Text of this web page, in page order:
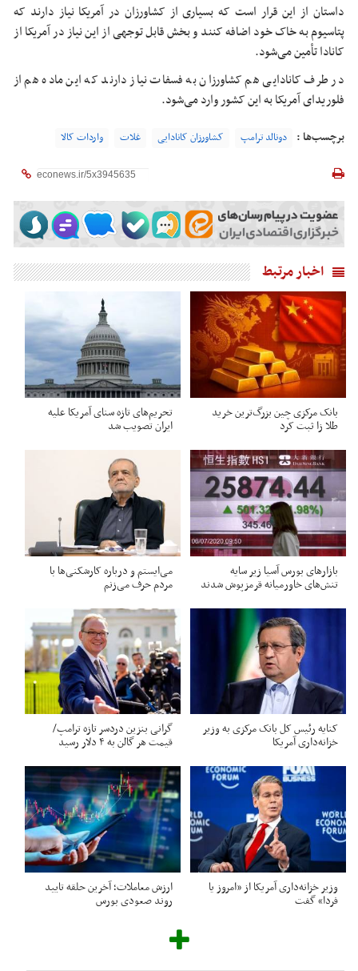
داستان از این قرار است که بسیاری از کشاورزان در آمریکا نیاز دارند که
پتاسیومبه خاک خود اضافه کنند و بخش قابل توجهی از این نیاز در آمریکا از
کانادا تأمین می‌شود.
در طرف کانادایی هم کشاورزان به فسفات نیاز دارند که این ماده هم از
فلوریدای آمریکا به این کشور وارد می‌شود.
برچسب‌ها : دونالد ترامپ کشاورزان کانادایی غلات واردات کالا
اخبار مرتبط
بانک مرکزی چین بزرگ‌ترین خرید
طلا زا ثبت کرد
تحریم‌های تازه سنای آمریکا علیه
ایران تصویب شد
بازارهای بورس آسیا زیر سایه
تنش‌های خاورمیانه قرمزپوش شدند
می‌ایستم و درباره کارشکنی‌ها با
مردم حرف می‌زنم
کنایه رئیس کل بانک مرکزی به وزیر
خزانه‌داری آمریکا
گرانی بنزین دردسر تازه ترامپ/
قیمت هر گالن به ۴ دلار رسید
وزیر خزانه‌داری آمریکا از «امروز یا
فردا» گفت
ارزش معاملات؛ آخرین حلقه تایید
روند صعودی بورس